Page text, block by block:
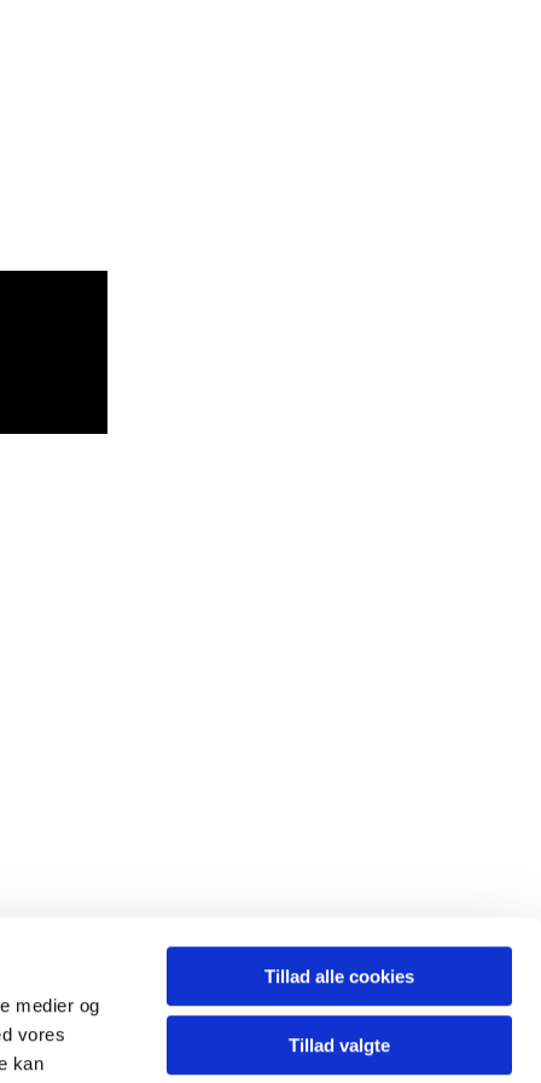
medier og
vores
kan
Tillad alle cookies
Tillad valgte